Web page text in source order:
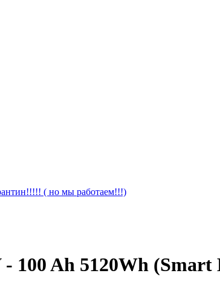
( но мы работаем!!!)
100 Ah 5120Wh